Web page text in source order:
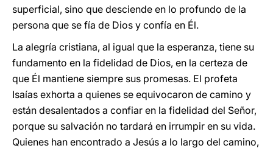
superficial, sino que desciende en lo profundo de la
persona que se fía de Dios y confía en Él.
La alegría cristiana, al igual que la esperanza, tiene su
fundamento en la fidelidad de Dios, en la certeza de
que Él mantiene siempre sus promesas. El profeta
Isaías exhorta a quienes se equivocaron de camino y
están desalentados a confiar en la fidelidad del Señor,
porque su salvación no tardará en irrumpir en su vida.
Quienes han encontrado a Jesús a lo largo del camino,